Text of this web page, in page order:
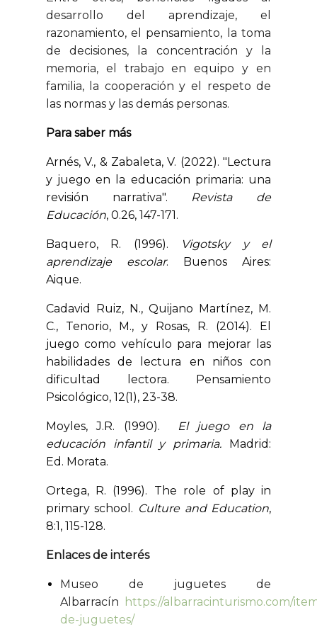
desarrollo del aprendizaje, el
razonamiento, el pensamiento, la toma
de decisiones, la concentración y la
memoria, el trabajo en equipo y en
familia, la cooperación y el respeto de
las normas y las demás personas.
Para saber más
Arnés, V., & Zabaleta, V. (2022). "Lectura
y juego en la educación primaria: una
revisión narrativa". Revista de
Educación, 0.26, 147-171.
Baquero, R. (1996).
Vigotsky y el
aprendizaje escolar. Buenos Aires:
Aique.
Cadavid Ruiz, N., Quijano Martínez, M.
C., Tenorio, M., y Rosas, R. (2014). El
juego como vehículo para mejorar las
habilidades de lectura en niños con
dificultad lectora. Pensamiento
Psicológico, 12(1), 23-38.
Moyles, J.R. (1990).
El juego en la
educación infantil y primaria. Madrid:
Ed. Morata.
Ortega, R. (1996). The role of play in
primary school. Culture and Education,
8:1, 115-128.
Enlaces de interés
Museo de juguetes de
Albarracín
https://albarracinturismo.com/
de-juguetes/